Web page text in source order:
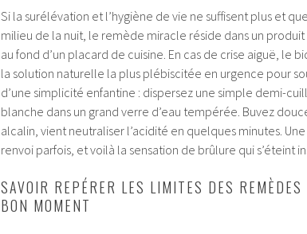
Si la surélévation et l’hygiène de vie ne suffisent plus et
milieu de la nuit, le remède miracle réside dans un
au fond d’un placard de cuisine. En cas de crise aiguë, le
la solution naturelle la plus plébiscitée en urgence pour
d’une simplicité enfantine : dispersez une simple demi-
blanche dans un grand verre d’eau tempérée. Buvez
alcalin, vient neutraliser l’acidité en quelques minutes.
renvoi parfois, et voilà la sensation de brûlure qui s’éteint
SAVOIR REPÉRER LES LIMITES DES
BON MOMENT